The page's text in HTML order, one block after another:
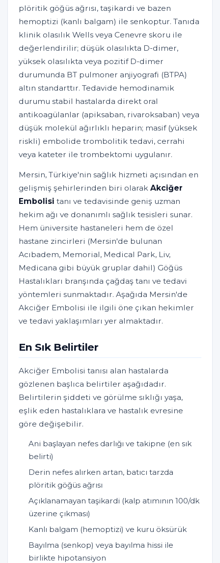
plöritik göğüs ağrısı, taşikardi ve bazen
hemoptizi (kanlı balgam) ile senkoptur. Tanıda
klinik olasılık Wells veya Cenevre skoru ile
değerlendirilir; düşük olasılıkta D-dimer,
yüksek olasılıkta veya pozitif D-dimer
durumunda BT pulmoner anjiyografi (BTPA)
altın standarttır. Tedavide hemodinamik
durumu stabil hastalarda direkt oral
antikoagülanlar (apiksaban, rivaroksaban) veya
düşük molekül ağırlıklı heparin; masif (yüksek
riskli) embolide trombolitik tedavi, cerrahi
veya kateter ile trombektomi uygulanır.
Mersin, Türkiye'nin sağlık hizmeti açısından en
gelişmiş şehirlerinden biri olarak Akciğer
Embolisi tanı ve tedavisinde geniş uzman
hekim ağı ve donanımlı sağlık tesisleri sunar.
Hem üniversite hastaneleri hem de özel
hastane zincirleri (Mersin'de bulunan
Acıbadem, Memorial, Medical Park, Liv,
Medicana gibi büyük gruplar dahil) Göğüs
Hastalıkları branşında çağdaş tanı ve tedavi
yöntemleri sunmaktadır. Aşağıda Mersin'de
Akciğer Embolisi ile ilgili öne çıkan hekimler
ve tedavi yaklaşımları yer almaktadır.
En Sık Belirtiler
Akciğer Embolisi tanısı alan hastalarda
gözlenen başlıca belirtiler aşağıdadır.
Belirtilerin şiddeti ve görülme sıklığı yaşa,
eşlik eden hastalıklara ve hastalık evresine
göre değişebilir.
Ani başlayan nefes darlığı ve takipne (en sık
belirti)
Derin nefes alırken artan, batıcı tarzda
plöritik göğüs ağrısı
Açıklanamayan taşikardi (kalp atımının 100/dk
üzerine çıkması)
Kanlı balgam (hemoptizi) ve kuru öksürük
Bayılma (senkop) veya bayılma hissi ile
birlikte hipotansiyon